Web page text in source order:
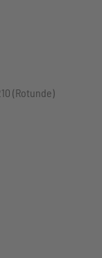
(Rotunde)